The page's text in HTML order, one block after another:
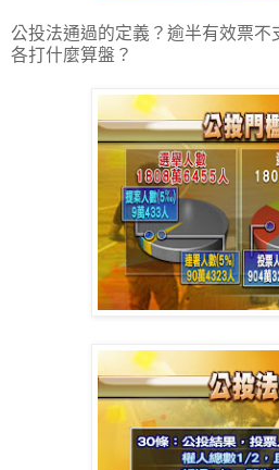
公投法通過的定義？逾半有效票不
各打什麼算盤？